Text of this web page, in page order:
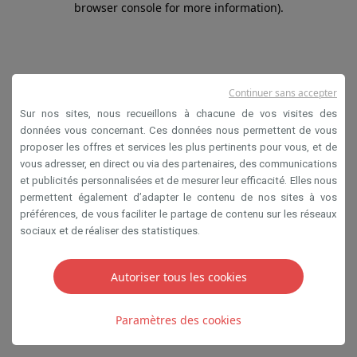
browser console for more information).
Sur nos sites, nous recueillons à chacune de vos visites des
données vous concernant. Ces données nous permettent de vous
proposer les offres et services les plus pertinents pour vous, et de
vous adresser, en direct ou via des partenaires, des communications
et publicités personnalisées et de mesurer leur efficacité. Elles nous
permettent également d’adapter le contenu de nos sites à vos
préférences, de vous faciliter le partage de contenu sur les réseaux
sociaux et de réaliser des statistiques.
Autoriser tous les cookies
Paramètres des cookies
Continuer sans accepter